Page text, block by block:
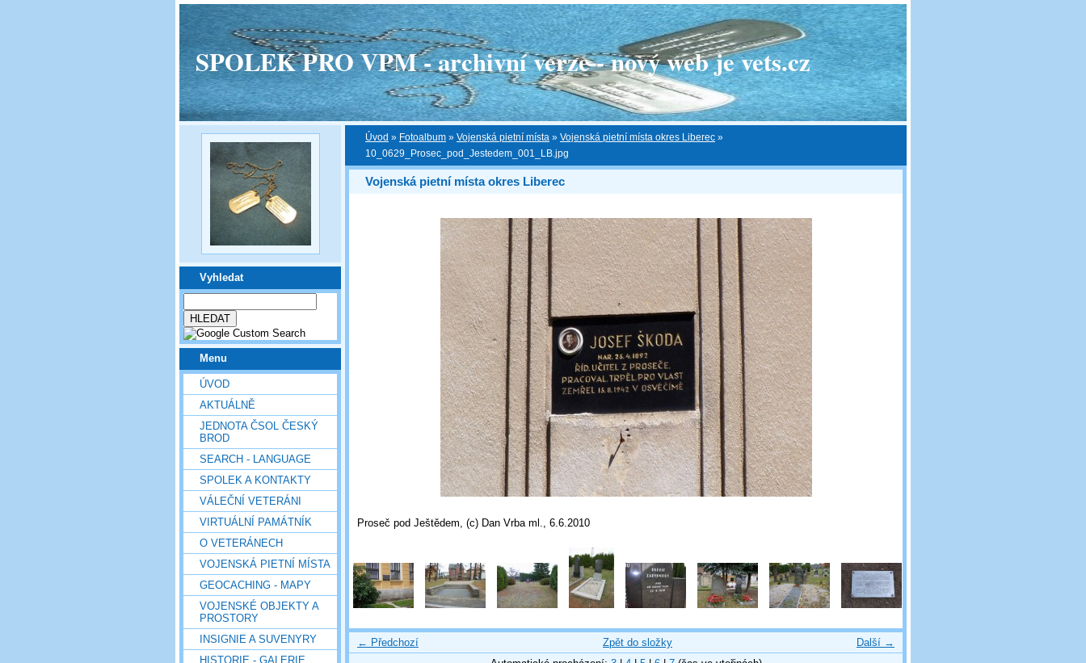
SPOLEK PRO VPM - archivní verze - nový web je vets.cz
Vyhledat
Menu
ÚVOD
AKTUÁLNĚ
JEDNOTA ČSOL ČESKÝ
BROD
SEARCH - LANGUAGE
SPOLEK A KONTAKTY
VÁLEČNÍ VETERÁNI
VIRTUÁLNÍ PAMÁTNÍK
O VETERÁNECH
VOJENSKÁ PIETNÍ MÍSTA
GEOCACHING - MAPY
VOJENSKÉ OBJEKTY A
PROSTORY
INSIGNIE A SUVENYRY
HISTORIE - GALERIE
Úvod » Fotoalbum » Vojenská pietní místa » Vojenská pietní místa okres Liberec »
10_0629_Prosec_pod_Jestedem_001_LB.jpg
Vojenská pietní místa okres Liberec
Proseč pod Ještědem, (c) Dan Vrba ml., 6.6.2010
← Předchozí Další →
Zpět do složky